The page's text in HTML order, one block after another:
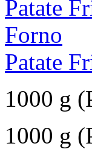
Patate
1000 g
1000 g